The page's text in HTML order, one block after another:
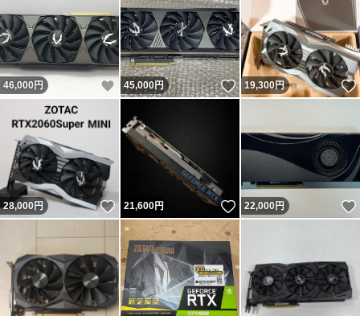
46,000 円 いいね！
45,000円 いいね！
19,300円
28,000円 いいね！
21,600円 いいね！
22,000円